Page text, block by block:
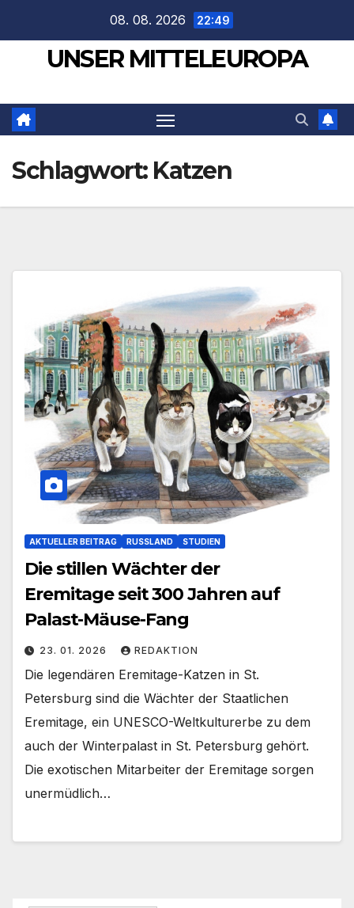
springen
08. 08. 2026 22:49
UNSER MITTELEUROPA
Schlagwort: Katzen
AKTUELLER BEITRAG RUSSLAND STUDIEN
Die stillen Wächter der
Eremitage seit 300 Jahren auf
Palast-Mäuse-Fang
23. 01. 2026 REDAKTION
Die legendären Eremitage-Katzen in St.
Petersburg sind die Wächter der Staatlichen
Eremitage, ein UNESCO-Weltkulturerbe zu dem
auch der Winterpalast in St. Petersburg gehört.
Die exotischen Mitarbeiter der Eremitage sorgen
unermüdlich…